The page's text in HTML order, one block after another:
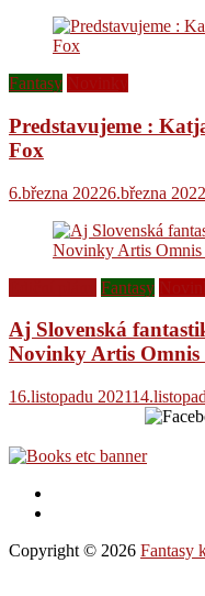
Fantasy
Predstavujeme :
Fox
6.března 20226.března 2022
Fantasy
Aj Slovenská
Novinky Artis Omnis
16.listopadu 2021
Copyright © 2026 Fantasy